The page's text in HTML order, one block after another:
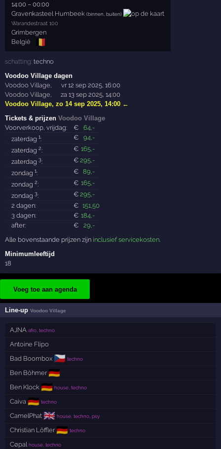
14:00 –00:00
Gravenkasteel Humbeek (binnen, buiten)
Warandestraat 100
Grimbergen
België
🇧🇪
schatting:techno
Voodoo Village dagen
Voodoo Village
vr 12 sep 2025, 16:00
Voodoo Village
za 13 sep 2025, 14:00
Voodoo Village,zo 14 sep 2025, 14:00 ←
Tickets & prijzenVoodoo Village
Voorverkoop, vrijdag:
€ 64,-
zaterdag1: € 94,-
zaterdag2: € 165,-
zaterdag3: €295,-
zondag1: € 89,-
zondag2: € 165,-
zondag3: €295,-
2 dagen:
€ 151,50
3 dagen:
€ 184,-
after:
€ 29,-
Alle bovenstaande prijzen zijn inclusief servicekosten.
Minimumleeftijd
18
Voeg toe aan agenda
Line-upVoodoo Village
AJNA afro, techno
Antoine Flipo
Bad Boombox 🇨🇿 techno
Ben Böhmer 🇩🇪
Ben Klock 🇩🇪 house, techno
Caiva 🇩🇪 techno
CamelPhat 🇬🇧 house, techno, psy
Christian Löffler 🇩🇪 techno
Cøpal house, techno